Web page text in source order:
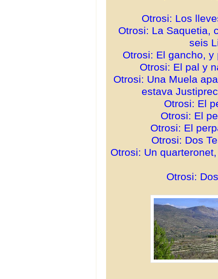
Otrosi: Los
Otrosi: La Saquetia,
seis
Otrosi: El gancho,
Otrosi: El pal y
Otrosi: Una Muela
estava
Otrosi: El
Otrosi: El
Otrosi: El
Otrosi: Dos
Otrosi: Un
Otrosi: